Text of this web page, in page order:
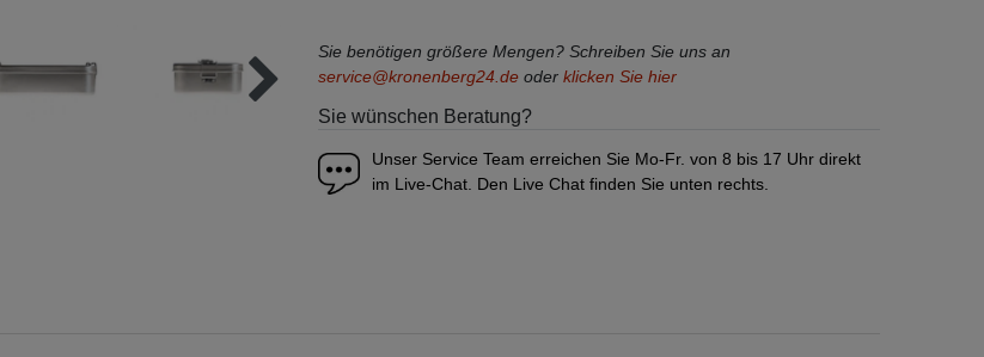
Sie benötigen größere Mengen? Schreiben Sie uns an
service@kronenberg24.de oder klicken Sie hier
Sie wünschen Beratung?
Unser Service Team erreichen Sie Mo-Fr. von 8 bis 17 Uhr direkt
im Live-Chat. Den Live Chat finden Sie unten rechts.